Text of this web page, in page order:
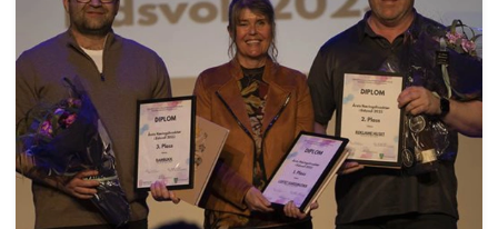
som forteller om Wergelandshaugen som
kulturdestinasjon. Foto: Bjørn Hytjanstorp